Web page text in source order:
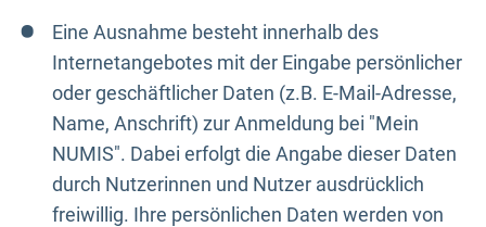
Eine Ausnahme besteht innerhalb des
Internetangebotes mit der Eingabe persönlicher
oder geschäftlicher Daten (z.B. E-Mail-Adresse,
Name, Anschrift) zur Anmeldung bei "Mein
NUMIS". Dabei erfolgt die Angabe dieser Daten
durch Nutzerinnen und Nutzer ausdrücklich
freiwillig. Ihre persönlichen Daten werden von